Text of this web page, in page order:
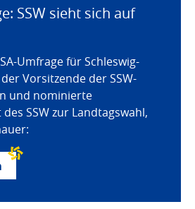
SSW sieht sich auf
Umfrage für Schleswig-
Vorsitzende der SSW-
und nominierte
SSW zur Landtagswahl,